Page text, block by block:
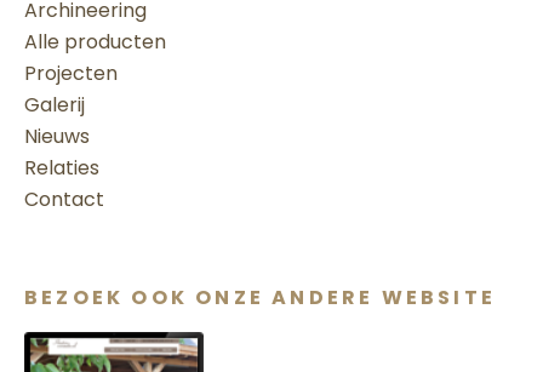
Archineering
Alle producten
Projecten
Galerij
Nieuws
Relaties
Contact
BEZOEK OOK ONZE ANDERE WEBSITE